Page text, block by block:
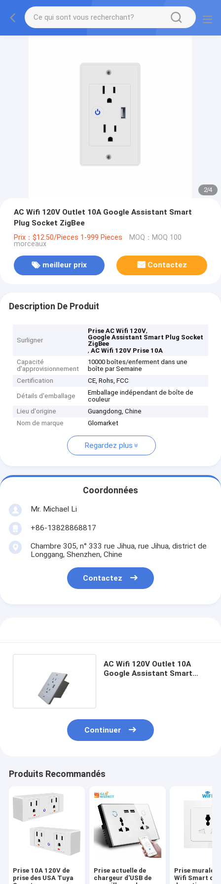
2/4
AC Wifi 120V Outlet 10A Google Assistant Smart
Plug Socket ZigBee
Prix：$12.50/Pieces 1-999 Pieces MOQ：MOQ 100
morceaux
meilleur prix Contactez
Description De Produit
Surligner
Prise AC Wifi 120V,
Google Assistant Smart Plug Socket
ZigBee
,AC Wifi 120V Prise 10A
Capacité
d'approvisionnement
10000 boîtes/enferment dans une
boîte par Semaine
Certification
CE, Rohs, FCC
Détails d'emballage
Emballage indépendant de boîte de
couleur
Lieu d'origine
Guangdong, Chine
Nom de marque
Glomarket
Regardez plus
Coordonnées
Mr. Michael Li
+86-13828868817
Chambre 305, n° 333 rue Jihua, rue Jihua, district de
Longgang, Shenzhen, Chine
Contactez
AC Wifi 120V Outlet 10A
Google Assistant Smart
Continuer
Produits Recommandés
Prise 10A 120V de
prise des USA Tuya
Prise actuelle de
chargeur d'USB de
Prise murale
Wifi Smart de